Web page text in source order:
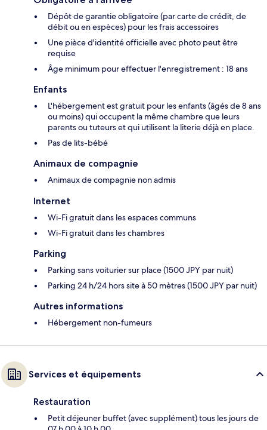
Dépôt de garantie obligatoire (par carte de crédit, de
débit ou en espèces) pour les frais accessoires
Une pièce d'identité officielle avec photo peut être
requise
Âge minimum pour effectuer l'enregistrement : 18 ans
Enfants
L'hébergement est gratuit pour les enfants (âgés de 8 ans
ou moins) qui occupent la même chambre que leurs
parents ou tuteurs et qui utilisent la literie déjà en place.
Pas de lits-bébé
Animaux de compagnie
Animaux de compagnie non admis
Internet
Wi-Fi gratuit dans les espaces communs
Wi-Fi gratuit dans les chambres
Parking
Parking sans voiturier sur place (1500 JPY par nuit)
Parking 24 h/24 hors site à 50 mètres (1500 JPY par nuit)
Autres informations
Hébergement non-fumeurs
Services et équipements
Restauration
Petit déjeuner buffet (avec supplément) tous les jours de